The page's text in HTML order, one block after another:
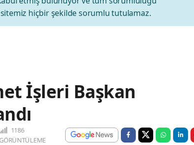
hiçbir şekilde sorumlu tutulamaz.
İşleri Başkan
1186
GÖRÜNTÜLEME